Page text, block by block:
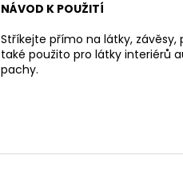
NÁVOD K POUŽITÍ
Stříkejte přímo na látky, závěsy,
také použito pro látky interiérů
pachy.